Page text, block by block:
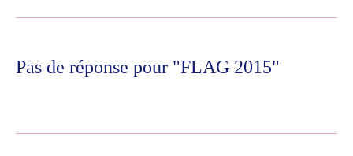
Pas de réponse pour "FLAG 2015"